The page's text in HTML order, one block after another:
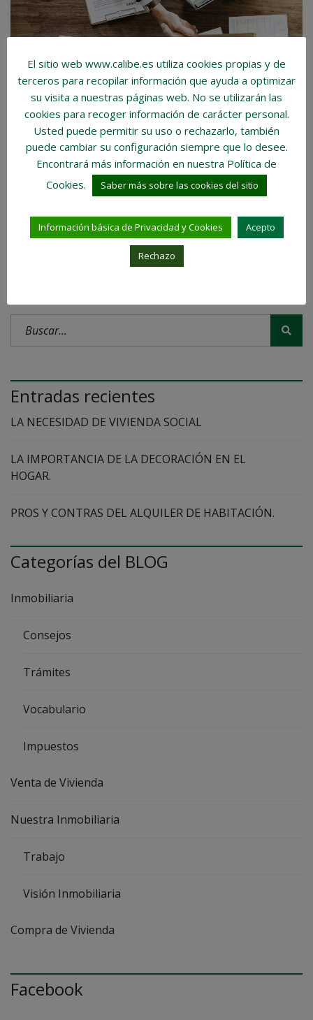
RAZONES POR LAS QUE UN
CONSULTOR INMOBILIARIO ES
NECESARIO EN TU VIDA
LEER MÁS
… 3
Entradas recientes
LA NECESIDAD DE VIVIENDA SOCIAL
LA IMPORTANCIA DE LA DECORACIÓN EN EL
HOGAR.
PROS Y CONTRAS DEL ALQUILER DE HABITACIÓN.
Categorías del BLOG
Inmobiliaria
Consejos
Trámites
Vocabulario
Impuestos
Venta de Vivienda
Nuestra Inmobiliaria
Trabajo
Visión Inmobiliaria
Compra de Vivienda
Facebook
El sitio web www.calibe.es utiliza cookies propias y de
terceros para recopilar información que ayuda a optimizar
su visita a nuestras páginas web. No se utilizarán las
cookies para recoger información de carácter personal.
Usted puede permitir su uso o rechazarlo, también
puede cambiar su configuración siempre que lo desee.
Encontrará más información en nuestra Política de
Cookies.
Saber más sobre las cookies del sitio
Información básica de Privacidad y Cookies Acepto
Rechazo